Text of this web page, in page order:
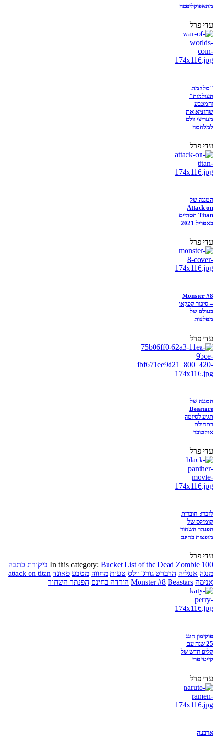
מהאפוקליפסה
עדי פרל
"מלחמת
העולמות"
והמטבע
שהוציא את
מעריצי וולס
למלחמה
עדי פרל
המנגה של
Attack on
Titan תסתיים
באפריל 2021
עדי פרל
Monster #8
– סיפור קפקאי
בעולם של
מפלצות
עדי פרל
המנגה של
Beastars
תגיע לסיומה
בתחילת
אוקטובר
עדי פרל
לזכרו: חוברות
קומיקס של
הפנתר השחור
מופצות בחינם
עדי פרל
In this category: Bucket List of the Dead Zombie 100 ביקורת כתבה
מנגה אנגליה הרברט גורג' וולס טעות מחווה מטבע פאונד attack on titan
אנימה
Monster #8 Beastars הורדה בחינם הפנתר השחור
פוקימון חוגג
25 שנה עם
קליפ חדש של
קייטי פרי
עדי פרל
ארבעה